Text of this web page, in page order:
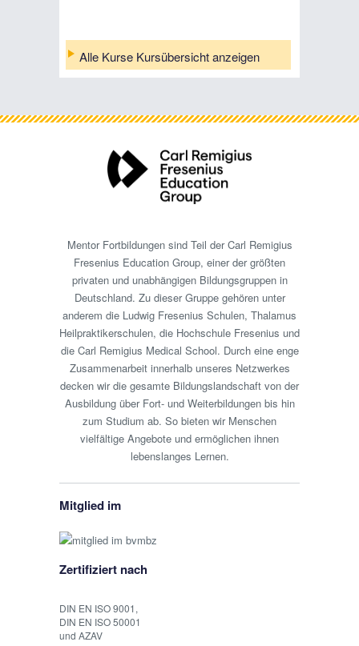
Alle Kurse Kursübersicht anzeigen
Mentor Fortbildungen sind Teil der Carl Remigius
Fresenius Education Group, einer der größten
privaten und unabhängigen Bildungsgruppen in
Deutschland. Zu dieser Gruppe gehören unter
anderem die Ludwig Fresenius Schulen, Thalamus
Heilpraktikerschulen, die Hochschule Fresenius und
die Carl Remigius Medical School. Durch eine enge
Zusammenarbeit innerhalb unseres Netzwerkes
decken wir die gesamte Bildungslandschaft von der
Ausbildung über Fort- und Weiterbildungen bis hin
zum Studium ab. So bieten wir Menschen
vielfältige Angebote und ermöglichen ihnen
lebenslanges Lernen.
Mitglied im
Zertifiziert nach
DIN EN ISO 9001,
DIN EN ISO 50001
und AZAV